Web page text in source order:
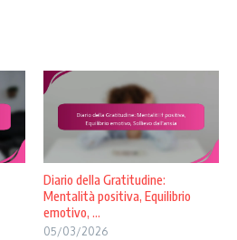
Diario della Gratitudine:
Mentalità positiva, Equilibrio
emotivo, ...
05/03/2026